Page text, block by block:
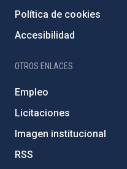
Política de cookies
Accesibilidad
OTROS ENLACES
Empleo
Licitaciones
Imagen institucional
RSS